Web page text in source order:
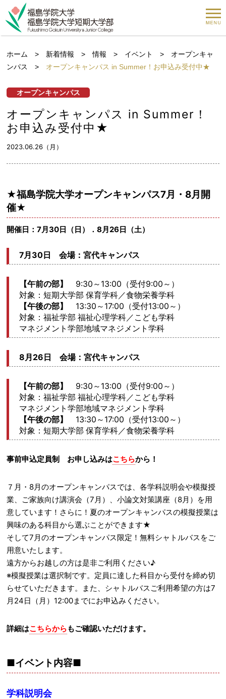
ホーム > 新着情報 >情報 > イベント > オープンキャ
ンパス
> オープンキャンパス in Summer！お申込み受付中★
オープンキャンパス
オープンキャンパス in Summer！
お申込み受付中★
2023.06.26（月）
★福島学院大学オープンキャンパス7月・8月開
催★
開催日：7月30日（日）．8月26日（土）
7月30日 会場：宮代キャンパス
【午前の部】
9:30～13:00（受付9:00～）
対象：短期大学部 保育学科／食物栄養学科
【午後の部】
13:30～17:00（受付13:00～）
対象：福祉学部 福祉心理学科／こども学科
マネジメント学部地域マネジメント学科
8月26日 会場：宮代キャンパス
【午前の部】
9:30～13:00（受付9:00～）
対象：福祉学部 福祉心理学科／こども学科
マネジメント学部地域マネジメント学科
【午後の部】
13:30～17:00（受付13:00～）
対象：短期大学部 保育学科／食物栄養学科
事前申込定員制 お申し込みはこちらから！
７月・8月のオープンキャンパスでは、各学科説明会や模擬授
業、ご家族向け講演会（7月）、小論文対策講座（8月）を用
意しています！さらに！夏のオープンキャンパスの模擬授業は
興味のある科目から選ぶことができます★
そして7月のオープンキャンパス限定！無料シャトルバスをご
用意いたします。
遠方からお越しの方は是非ご利用ください♪
※模擬授業は選択制です。定員に達した科目から受付を締め切
らせていただきます。また、シャトルバスご利用希望の方は7
月24日（月）12:00までにお申込みください。
詳細はこちらからもご確認いただけます。
■イベント内容■
学科説明会